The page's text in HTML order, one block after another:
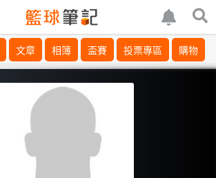
文章 相簿 盃賽 投票專區 購物